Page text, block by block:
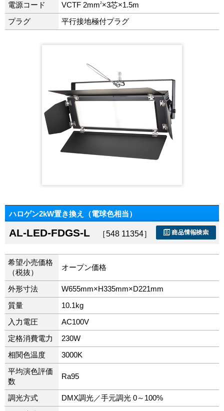
電源コード VCTF 2mm2×3芯×1.5m
プラグ 平行接地極付プラグ
ハロゲン2kW置き換え（電球色相当）
AL-LED-FDGS-L ［548 11354］
希望小売価格
（税抜）
オープン価格
外形寸法 W655mm×H335mm×D221mm
質量 10.1kg
入力電圧 AC100V
定格消費電力 230W
相関色温度 3000K
平均演色評価
数
Ra95
調光方式 DMX調光／手元調光 0～100%